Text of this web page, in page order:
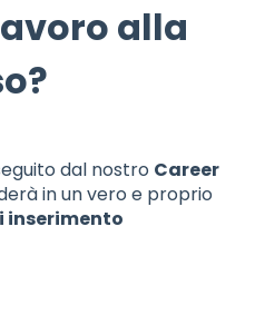
alla
dal nostro Career
in un vero e proprio
inserimento